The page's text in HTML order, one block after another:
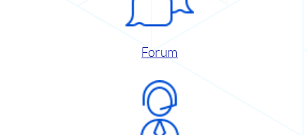
Forum